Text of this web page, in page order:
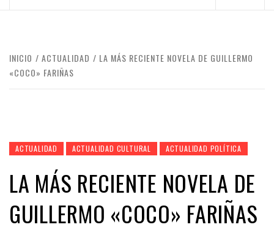
INICIO ACTUALIDAD
LA MÁS RECIENTE NOVELA DE GUILLERMO
«COCO» FARIÑAS
ACTUALIDAD ACTUALIDAD CULTURAL ACTUALIDAD POLÍTICA
LA MÁS RECIENTE NOVELA DE
GUILLERMO «COCO» FARIÑAS